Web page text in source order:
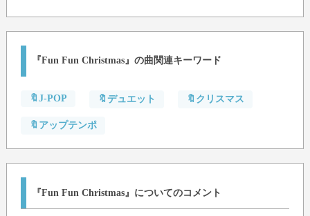
『Fun Fun Christmas』の曲関連キーワード
🔖J-POP 🔖デュエット 🔖クリスマス
🔖アップテンポ
『Fun Fun Christmas』についてのコメント